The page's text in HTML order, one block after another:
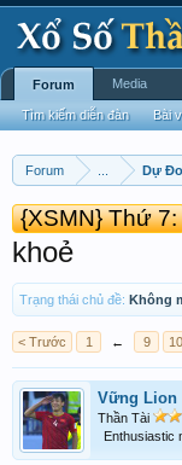
Forum Dự
{XSMN} Thứ 7:
khoẻ
Trạng thái chủ đề: Không
< Trước 1 ← 9 10
Vững Lion
Thần Tài
Enthusiastic
Forum
Tìm kiếm diễn đàn Bài
Media